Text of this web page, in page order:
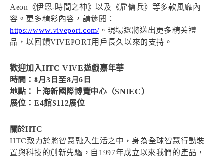
Aeon《伊恩-時間之神》以及《雇傭兵》等多款風靡內
容。更多精彩內容，請參閱：
https://www.viveport.com/ 。現場還將送出更多精美禮
品，以回饋VIVEPORT用戶長久以來的支持。
歡迎加入HTC VIVE遊戲嘉年華
時間：8月3日至8月6日
地點：上海新國際博覽中心（SNIEC）
展位：E4館S112展位
關於HTC
HTC致力於將智慧融入生活之中，身為全球智慧行動裝
置與科技的創新先驅，自1997年成立以來我們的產品，